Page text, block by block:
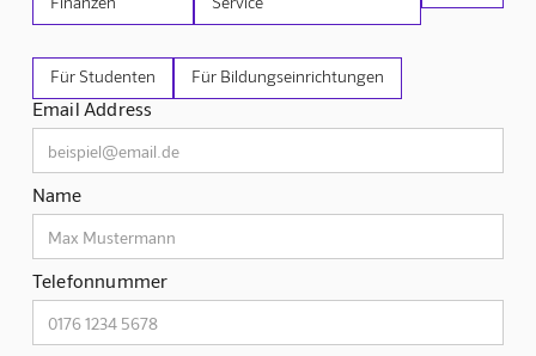
Für Studenten Für Bildungseinrichtungen
Email Address
Name
Telefonnummer